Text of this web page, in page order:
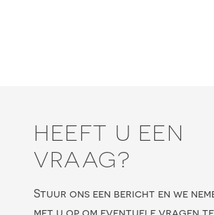
HEEFT U EEN
VRAAG?
Stuur ons een bericht en we
met u op om eventuele vragen te